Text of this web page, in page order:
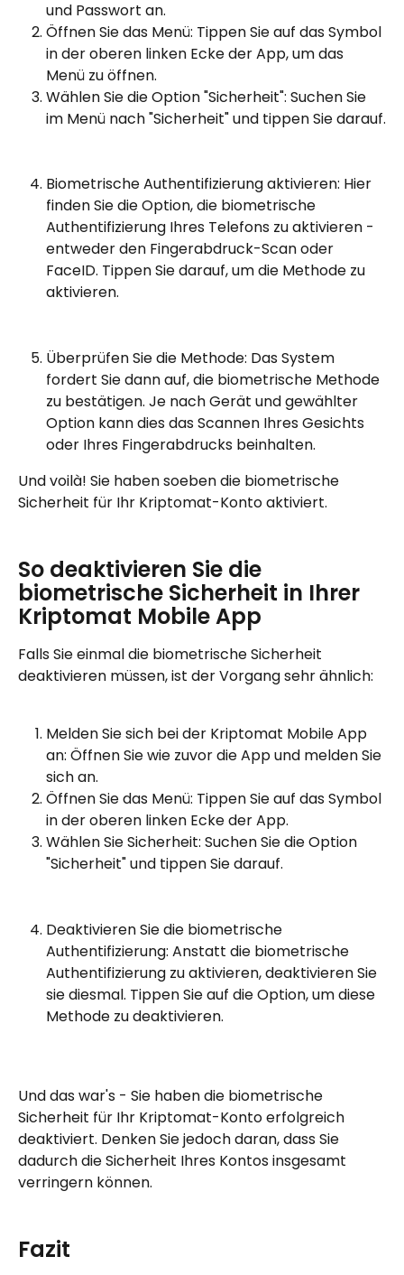
und Passwort an.
Öffnen Sie das Menü: Tippen Sie auf das Symbol
in der oberen linken Ecke der App, um das
Menü zu öffnen.
Wählen Sie die Option "Sicherheit": Suchen Sie
im Menü nach "Sicherheit" und tippen Sie darauf.
Biometrische Authentifizierung aktivieren: Hier
finden Sie die Option, die biometrische
Authentifizierung Ihres Telefons zu aktivieren -
entweder den Fingerabdruck-Scan oder
FaceID. Tippen Sie darauf, um die Methode zu
aktivieren.
Überprüfen Sie die Methode: Das System
fordert Sie dann auf, die biometrische Methode
zu bestätigen. Je nach Gerät und gewählter
Option kann dies das Scannen Ihres Gesichts
oder Ihres Fingerabdrucks beinhalten.
Und voilà! Sie haben soeben die biometrische
Sicherheit für Ihr Kriptomat-Konto aktiviert.
So deaktivieren Sie die
biometrische Sicherheit in Ihrer
Kriptomat Mobile App
Falls Sie einmal die biometrische Sicherheit
deaktivieren müssen, ist der Vorgang sehr ähnlich:
Melden Sie sich bei der Kriptomat Mobile App
an: Öffnen Sie wie zuvor die App und melden Sie
sich an.
Öffnen Sie das Menü: Tippen Sie auf das Symbol
in der oberen linken Ecke der App.
Wählen Sie Sicherheit: Suchen Sie die Option
"Sicherheit" und tippen Sie darauf.
Deaktivieren Sie die biometrische
Authentifizierung: Anstatt die biometrische
Authentifizierung zu aktivieren, deaktivieren Sie
sie diesmal. Tippen Sie auf die Option, um diese
Methode zu deaktivieren.
Und das war's - Sie haben die biometrische
Sicherheit für Ihr Kriptomat-Konto erfolgreich
deaktiviert. Denken Sie jedoch daran, dass Sie
dadurch die Sicherheit Ihres Kontos insgesamt
verringern können.
Fazit